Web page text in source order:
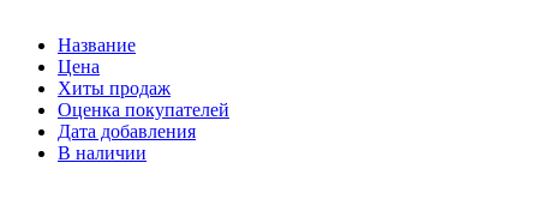
Название
Цена
Хиты продаж
Оценка покупателей
Дата добавления
В наличии